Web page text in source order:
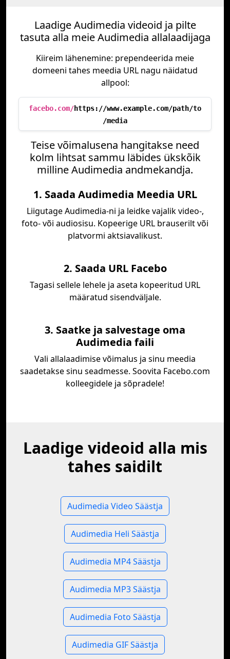
Laadige Audimedia videoid ja pilte
tasuta alla meie Audimedia allalaadijaga
Kiireim lähenemine: prependeerida meie
domeeni tahes meedia URL nagu näidatud
allpool:
facebo.com/https://www.example.com/path/to
/media
Teise võimalusena hangitakse need
kolm lihtsat sammu läbides ükskõik
milline Audimedia andmekandja.
1. Saada Audimedia Meedia URL
Liigutage Audimedia-ni ja leidke vajalik video-,
foto- või audiosisu. Kopeerige URL brauserilt või
platvormi aktsiavalikust.
2. Saada URL Facebo
Tagasi sellele lehele ja aseta kopeeritud URL
määratud sisendväljale.
3. Saatke ja salvestage oma
Audimedia faili
Vali allalaadimise võimalus ja sinu meedia
saadetakse sinu seadmesse. Soovita Facebo.com
kolleegidele ja sõpradele!
Laadige videoid alla mis
tahes saidilt
Audimedia Video Säästja
Audimedia Heli Säästja
Audimedia MP4 Säästja
Audimedia MP3 Säästja
Audimedia Foto Säästja
Audimedia GIF Säästja